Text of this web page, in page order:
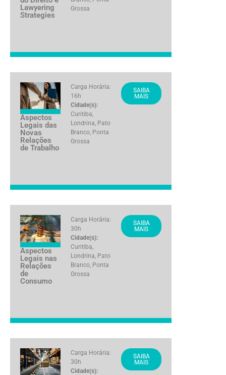
Lawyering
Strategies
Grossa
Aspectos
Legais das
Novas
Relações
de Trabalho
Carga Horária:
16h
Cidade(s):
Curitiba,
Londrina, Pato
Branco, Ponta
Grossa
SAIBA
MAIS
Aspectos
Legais nas
Relações
de
Consumo
Carga Horária:
30h
Cidade(s):
Curitiba,
Londrina, Pato
Branco, Ponta
Grossa
SAIBA
MAIS
Carga Horária:
30h
Cidade(s):
SAIBA
MAIS